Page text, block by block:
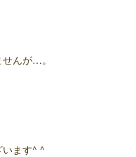
んが…。
ます^ ^